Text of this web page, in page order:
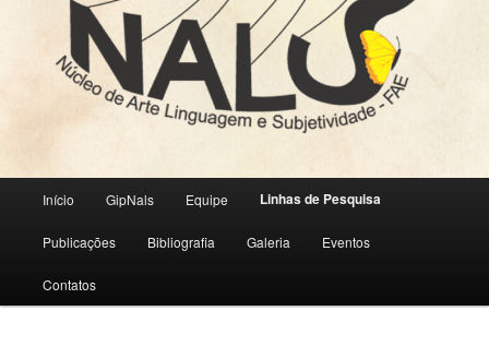
principal
Início GipNals Equipe Linhas de Pesquisa
Publicações Bibliografia Galeria Eventos
Contatos